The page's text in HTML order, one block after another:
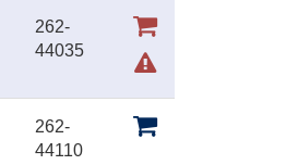
262-
44035
262-
44110